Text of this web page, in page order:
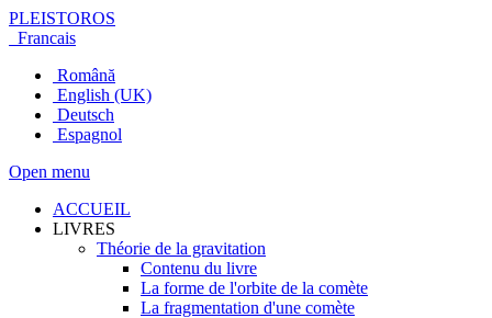
PLEISTOROS
Francais
Română
English (UK)
Deutsch
Espagnol
Open menu
ACCUEIL
LIVRES
Théorie de la gravitation
Contenu du livre
La forme de l'orbite de la comète
La fragmentation d'une comète